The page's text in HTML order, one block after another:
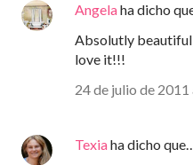
Angelaha dicho
Absolutly
love it!!!
24 de julio de 2011
Texiaha dicho